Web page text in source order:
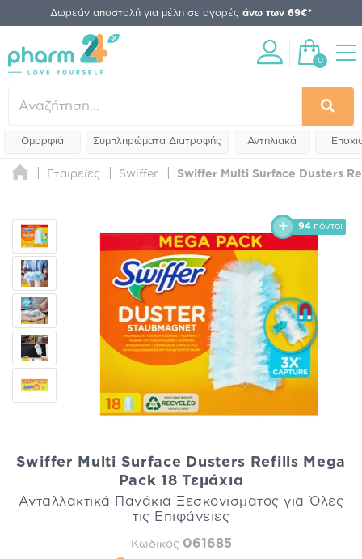
Δωρεάν αποστολή για μέλη σε αγορές άνω των 69€*
0
Ομορφιά Συμπληρώματα Διατροφής Αντηλιακά
Εταιρείες Swiffer Swiffer Multi Surface Dusters
94 πόντοι
Swiffer Multi Surface Dusters Refills Mega
Pack 18 Τεμάχια
Ανταλλακτικά Πανάκια Ξεσκονίσματος για Όλες
τις Επιφάνειες
Κωδικός 061685